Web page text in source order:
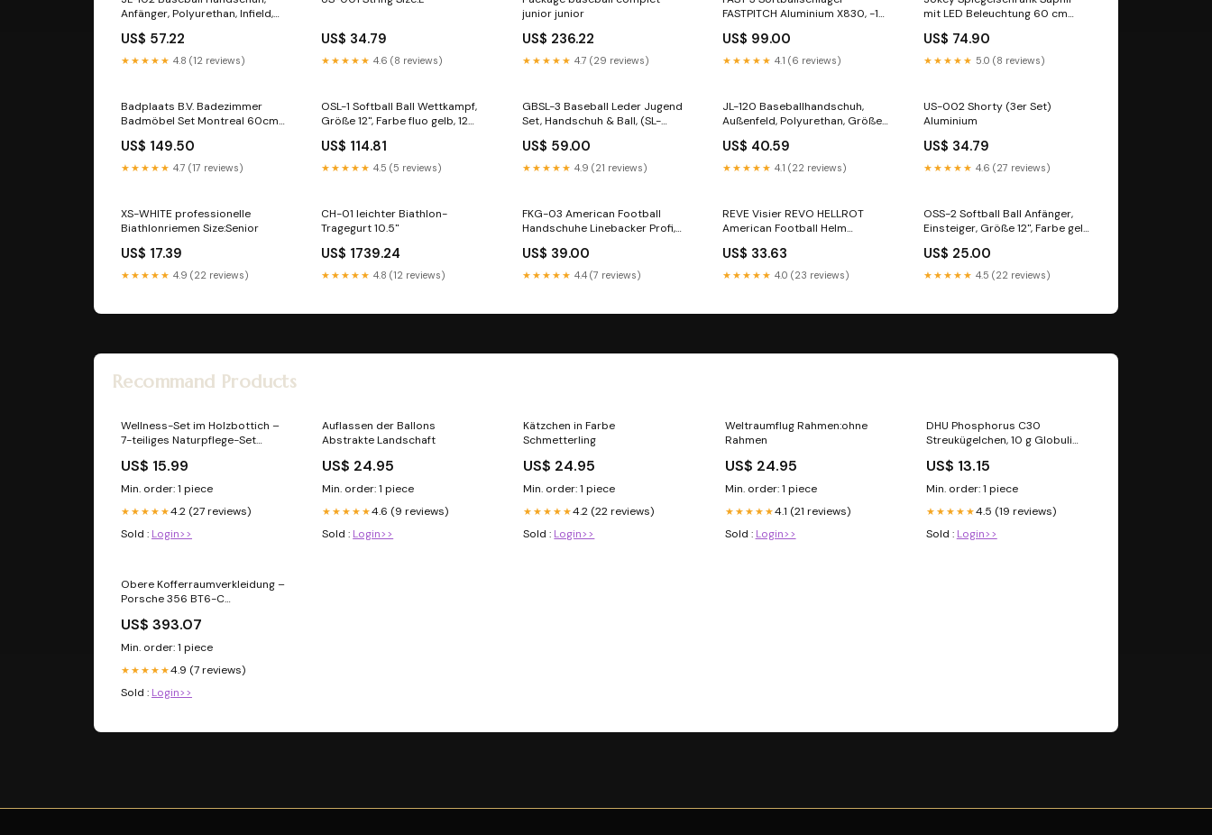
Anfänger, Polyurethan, Infield,
auswählen:RH-rechts für die
Linkshänder (Handschuh wird
US$ 57.22
★★★★★ 4.8 (12 reviews)
US$ 34.79
★★★★★ 4.6 (8 reviews)
junior junior
US$ 236.22
★★★★★ 4.7 (29 reviews)
FASTPITCH Aluminium X830, -12
US$ 99.00
★★★★★ 4.1 (6 reviews)
mit LED Beleuchtung 60 cm
in Bahamabeige, inkl. Steckdose
Razer
US$ 74.90
★★★★★ 5.0 (8 reviews)
Badplaats B.V. Badezimmer
Badmöbel Set Montreal 60cm
Unterschrank Hochschrank
Waschtisch Möbel LeadsaiL
US$ 149.50
★★★★★ 4.7 (17 reviews)
OSL-1 Softball Ball Wettkampf,
Größe 12", Farbe fluo gelb, 12
US$ 114.81
★★★★★ 4.5 (5 reviews)
GBSL-3 Baseball Leder Jugend
Set, Handschuh & Ball, (SL-
rechts für die Linkshänder
(Handschuh wird an der rechten
US$ 59.00
★★★★★ 4.9 (21 reviews)
JL-120 Baseballhandschuh,
Außenfeld, Polyurethan, Größe
US$ 40.59
★★★★★ 4.1 (22 reviews)
US-002 Shorty (3er Set)
Aluminium
US$ 34.79
★★★★★ 4.6 (27 reviews)
XS-WHITE professionelle
Biathlonriemen Size:Senior
US$ 17.39
★★★★★ 4.9 (22 reviews)
CH-01 leichter Biathlon-
Tragegurt 10.5"
US$ 1739.24
★★★★★ 4.8 (12 reviews)
FKG-03 American Football
Handschuhe Linebacker Profi,
US$ 39.00
★★★★★ 4.4 (7 reviews)
REVE Visier REVO HELLROT
American Football Helm
US$ 33.63
★★★★★ 4.0 (23 reviews)
OSS-2 Softball Ball Anfänger,
Einsteiger, Größe 12", Farbe gelb
US$ 25.00
★★★★★ 4.5 (22 reviews)
Recommand Products
Wellness-Set im Holzbottich –
7-teiliges Naturpflege-Set
US$ 15.99
Min. order: 1 piece
★★★★★4.2 (27 reviews)
Sold : Login>>
Auflassen der Ballons
Abstrakte Landschaft
US$ 24.95
Min. order: 1 piece
★★★★★4.6 (9 reviews)
Sold : Login>>
Kätzchen in Farbe
Schmetterling
US$ 24.95
Min. order: 1 piece
★★★★★4.2 (22 reviews)
Sold : Login>>
Weltraumflug Rahmen:ohne
Rahmen
US$ 24.95
Min. order: 1 piece
★★★★★4.1 (21 reviews)
Sold : Login>>
DHU Phosphorus C30
Streukügelchen, 10 g Globuli
US$ 13.15
Min. order: 1 piece
★★★★★4.5 (19 reviews)
Sold : Login>>
Obere Kofferraumverkleidung –
Porsche 356 BT6-C
US$ 393.07
Min. order: 1 piece
★★★★★4.9 (7 reviews)
Sold : Login>>